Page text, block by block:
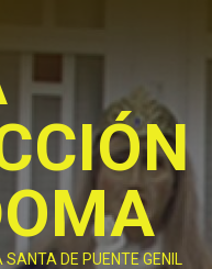
DE PUENTE GENIL